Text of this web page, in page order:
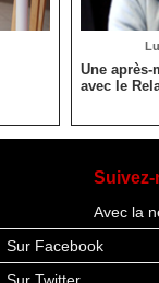
Une après-
avec le
Avec la
Sur Facebook